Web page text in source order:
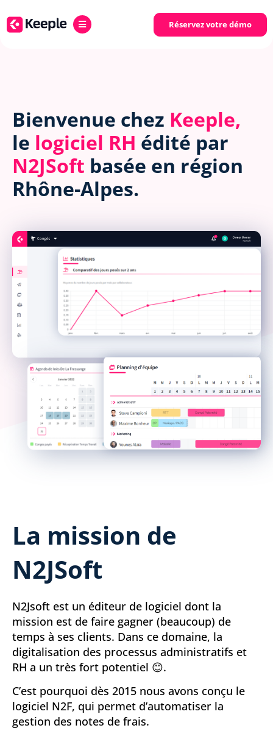
Réservez votre démo
Bienvenue chez Keeple,
le logiciel RH édité par
N2JSoft basée en région
Rhône-Alpes.
La mission de
N2JSoft
N2Jsoft est un éditeur de logiciel dont la
mission est de faire gagner (beaucoup) de
temps à ses clients. Dans ce domaine, la
digitalisation des processus administratifs et
RH a un très fort potentiel 😊.
C’est pourquoi dès 2015 nous avons conçu le
logiciel N2F, qui permet d’automatiser la
gestion des notes de frais.